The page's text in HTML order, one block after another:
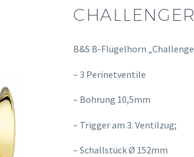
B&S B-Flügelhorn
– 3 Perinetventile
– Bohrung 10,5mm
– Trigger am 3. Ventilzug;
– Schallstück Ø 152mm